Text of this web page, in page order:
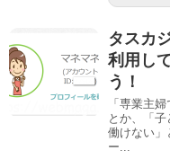
タスカ
利用し
う！
「専業主
とか、「
働けない」
ー...